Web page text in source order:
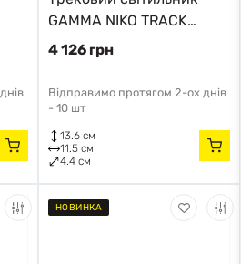
GAMMA NIKO TRACK
MAGNETIC AZ5287
4 126 грн
Відправимо протягом 2-ох днів
- 10 шт
13.6 см
11.5 см
4.4 см
НОВИНКА